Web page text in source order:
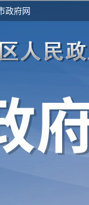
政府网